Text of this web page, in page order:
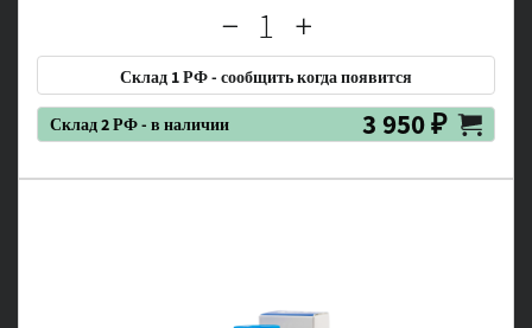
Склад 1 РФ - сообщить когда появится
Склад 2 РФ - в наличии 3 950 ₽